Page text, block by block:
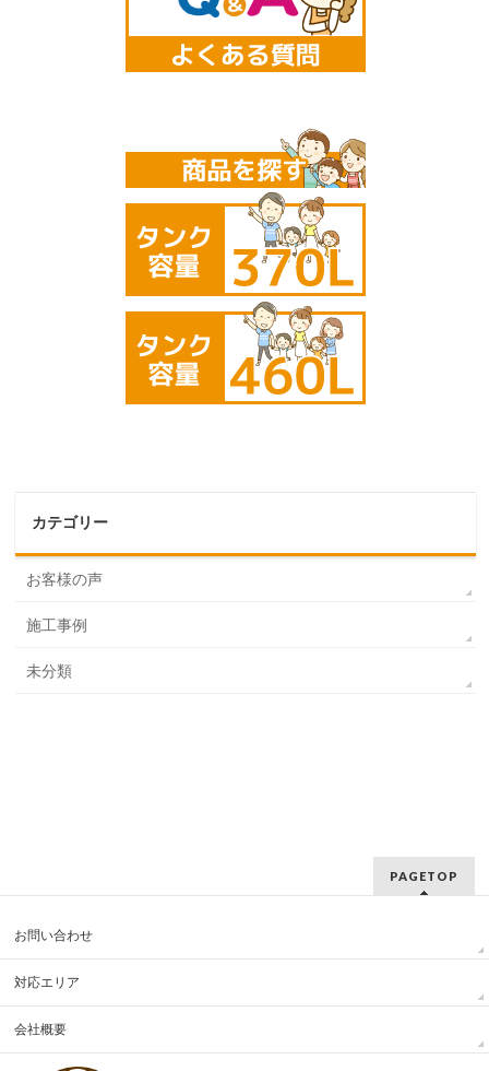
カテゴリー
お客様の声
施工事例
未分類
PAGETOP
お問い合わせ
対応エリア
会社概要